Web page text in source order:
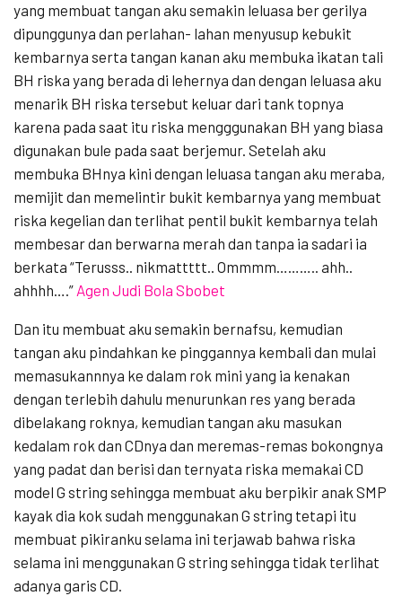
yang membuat tangan aku semakin leluasa ber gerilya
dipunggunya dan perlahan- lahan menyusup kebukit
kembarnya serta tangan kanan aku membuka ikatan tali
BH riska yang berada di lehernya dan dengan leluasa aku
menarik BH riska tersebut keluar dari tank topnya
karena pada saat itu riska mengggunakan BH yang biasa
digunakan bule pada saat berjemur. Setelah aku
membuka BHnya kini dengan leluasa tangan aku meraba,
memijit dan memelintir bukit kembarnya yang membuat
riska kegelian dan terlihat pentil bukit kembarnya telah
membesar dan berwarna merah dan tanpa ia sadari ia
berkata “Terusss.. nikmattttt.. Ommmm……….. ahh..
ahhhh….” Agen Judi Bola Sbobet
Dan itu membuat aku semakin bernafsu, kemudian
tangan aku pindahkan ke pinggannya kembali dan mulai
memasukannnya ke dalam rok mini yang ia kenakan
dengan terlebih dahulu menurunkan res yang berada
dibelakang roknya, kemudian tangan aku masukan
kedalam rok dan CDnya dan meremas-remas bokongnya
yang padat dan berisi dan ternyata riska memakai CD
model G string sehingga membuat aku berpikir anak SMP
kayak dia kok sudah menggunakan G string tetapi itu
membuat pikiranku selama ini terjawab bahwa riska
selama ini menggunakan G string sehingga tidak terlihat
adanya garis CD.